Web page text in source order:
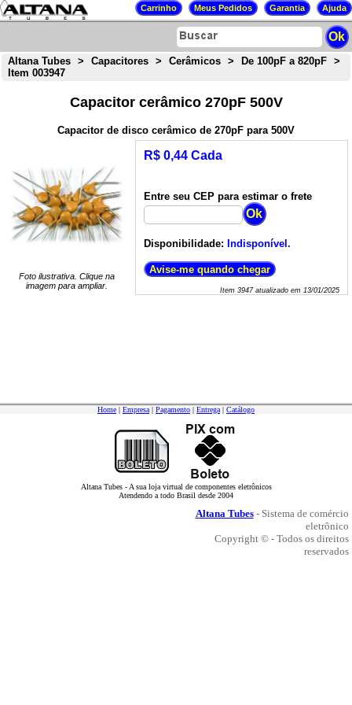
Altana Tubes > Capacitores > Cerâmicos > De 100pF a 820pF
>
Item 003947
Capacitor cerâmico 270pF 500V
Capacitor de disco cerâmico de 270pF para 500V
Foto ilustrativa. Clique na
imagem para ampliar.
R$ 0,44 Cada
Entre seu CEP para estimar o frete
Disponibilidade: Indisponível.
Item 3947atualizado em 13/01/2025
Home | Empresa | Pagamento | Entrega | Catálogo
Altana Tubes - A sua loja virtual de componentes eletrônicos
Atendendo a todo Brasil desde 2004
Altana Tubes- Sistema de comércio
eletrônico
Copyright © - Todos os direitos
reservados